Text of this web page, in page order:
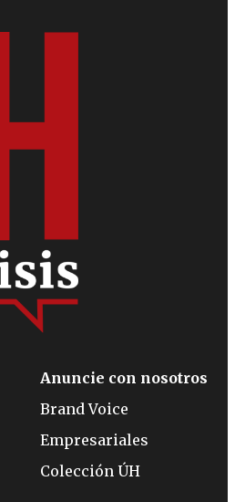
Anuncie con nosotros
Brand Voice
Empresariales
Colección ÚH